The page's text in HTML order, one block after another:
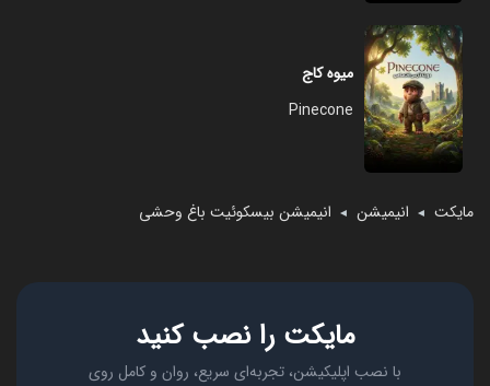
مایکت ◄ انیمیشن ◄ انیمیشن بیسکوئیت باغ وحشی
میوه کاج
Pinecone
مایکت را نصب کنید
با نصب اپلیکیشن، تجربه‌ای سریع، روان و کامل روی